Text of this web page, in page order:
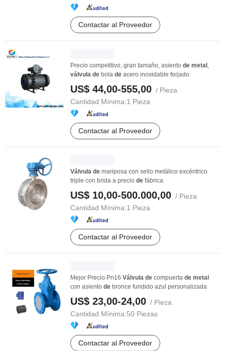
Contactar al Proveedor
Precio competitivo, gran tamaño, asiento de metal ,
válvula de bola de acero inoxidable forjado
US$ 44,00-555,00 / Pieza
Cantidad Mínima:1 Pieza
Contactar al Proveedor
Válvula de mariposa con sello metálico excéntrico
triple con brida a precio de fábrica
US$ 10,00-500.000,00 / Pieza
Cantidad Mínima:1 Pieza
Contactar al Proveedor
Mejor Precio Pn16 Válvula de compuerta de metal
con asiento de bronce fundido azul personalizada
US$ 23,00-24,00 / Pieza
Cantidad Mínima:50 Piezas
Contactar al Proveedor